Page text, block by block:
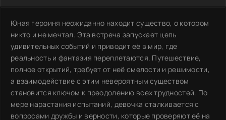
Юная героиня неожиданно находит существо, о котором
никто и не мечтал. Эта встреча запускает цепь
удивительных событий и приводит её в мир, где
реальность и фантазия переплетаются. Путешествие,
полное открытий, требует от неё смелости и решимости,
а взаимодействие с этим невероятным существом
становится ключом к преодолению всех трудностей. По
мере нарастания испытаний, девочка сталкивается с
вопросами дружбы и верности, которые проверяют её на